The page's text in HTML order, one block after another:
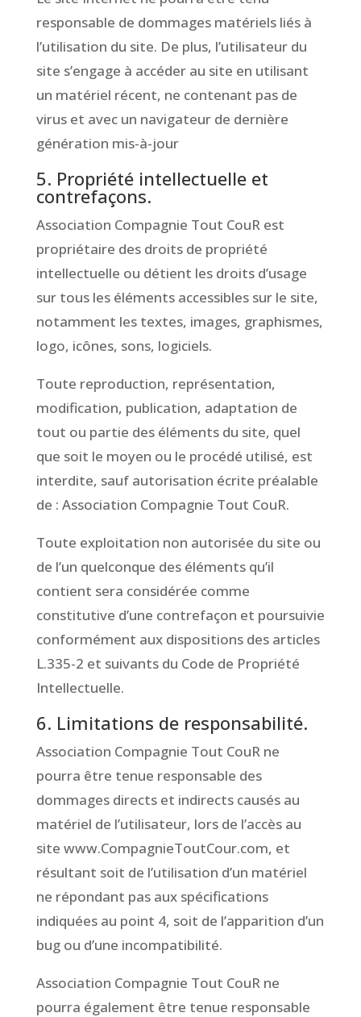
responsable de dommages matériels liés à
l’utilisation du site. De plus, l’utilisateur du
site s’engage à accéder au site en utilisant
un matériel récent, ne contenant pas de
virus et avec un navigateur de dernière
génération mis-à-jour
5. Propriété intellectuelle et
contrefaçons.
Association Compagnie Tout CouR est
propriétaire des droits de propriété
intellectuelle ou détient les droits d’usage
sur tous les éléments accessibles sur le site,
notamment les textes, images, graphismes,
logo, icônes, sons, logiciels.
Toute reproduction, représentation,
modification, publication, adaptation de
tout ou partie des éléments du site, quel
que soit le moyen ou le procédé utilisé, est
interdite, sauf autorisation écrite préalable
de : Association Compagnie Tout CouR.
Toute exploitation non autorisée du site ou
de l’un quelconque des éléments qu’il
contient sera considérée comme
constitutive d’une contrefaçon et poursuivie
conformément aux dispositions des articles
L.335-2 et suivants du Code de Propriété
Intellectuelle.
6. Limitations de responsabilité.
Association Compagnie Tout CouR ne
pourra être tenue responsable des
dommages directs et indirects causés au
matériel de l’utilisateur, lors de l’accès au
site www.CompagnieToutCour.com, et
résultant soit de l’utilisation d’un matériel
ne répondant pas aux spécifications
indiquées au point 4, soit de l’apparition d’un
bug ou d’une incompatibilité.
Association Compagnie Tout CouR ne
pourra également être tenue responsable